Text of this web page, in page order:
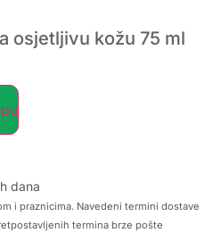
osjetljivu kožu 75 ml
dana
i praznicima. Navedeni termini dostave
termina brze pošte